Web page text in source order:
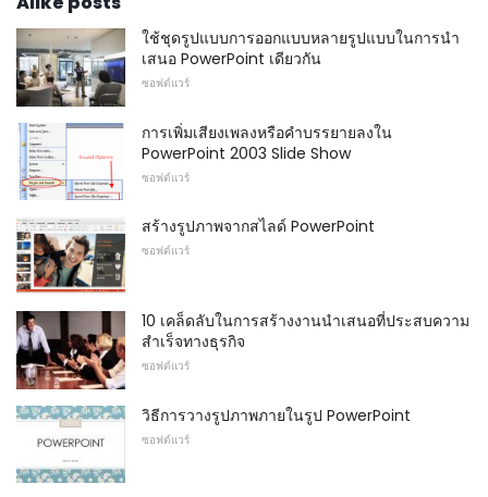
ใช้ชุดรูปแบบการออกแบบหลายรูปแบบในการนำ
เสนอ PowerPoint เดียวกัน
ซอฟต์แวร์
การเพิ่มเสียงเพลงหรือคำบรรยายลงใน
PowerPoint 2003 Slide Show
ซอฟต์แวร์
สร้างรูปภาพจากสไลด์ PowerPoint
ซอฟต์แวร์
10 เคล็ดลับในการสร้างงานนำเสนอที่ประสบความ
สำเร็จทางธุรกิจ
ซอฟต์แวร์
วิธีการวางรูปภาพภายในรูป PowerPoint
ซอฟต์แวร์